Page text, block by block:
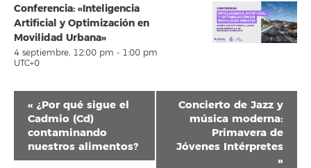
Conferencia: «Inteligencia
Artificial y Optimización en
Movilidad Urbana»
4 septiembre, 12:00 pm - 1:00 pm
UTC+0
Navegación
del
Evento
« ¿Por qué sigue el
Cadmio (Cd)
contaminando
nuestros alimentos?
Concierto de Jazz y
música moderna:
Primavera de
Jóvenes Intérpretes
»